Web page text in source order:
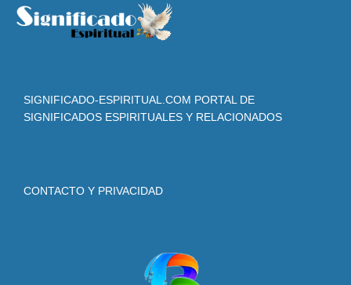
SIGNIFICADO-ESPIRITUAL.COM PORTAL DE
SIGNIFICADOS ESPIRITUALES Y RELACIONADOS
CONTACTO Y PRIVACIDAD